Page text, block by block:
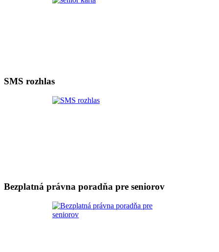
SMS rozhlas
Bezplatná právna poradňa pre seniorov